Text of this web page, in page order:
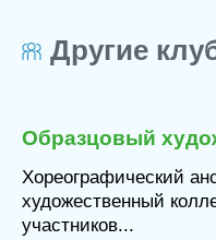
Другие
Образцовый
Хореографический
художественный
участников...